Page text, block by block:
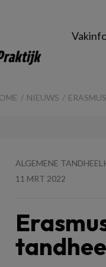
NIEUWS
ALGEMENE
11 MRT 2022